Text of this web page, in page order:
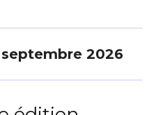
2026